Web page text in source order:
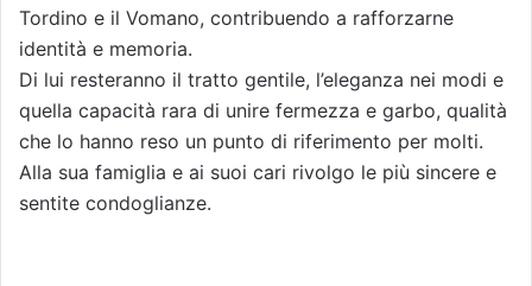
Tordino e il Vomano, contribuendo a rafforzarne
identità e memoria.
Di lui resteranno il tratto gentile, l’eleganza nei modi e
quella capacità rara di unire fermezza e garbo, qualità
che lo hanno reso un punto di riferimento per molti.
Alla sua famiglia e ai suoi cari rivolgo le più sincere e
sentite condoglianze.